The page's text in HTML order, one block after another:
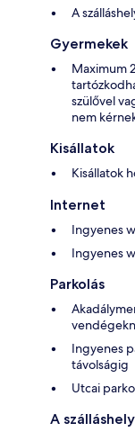
A
Gyermekek
Maximum
szülővel
nem
Kisállatok
Kisállatok
Internet
Ingyenes
Ingyenes
Parkolás
Ingyenes
távolságig
Utcai
A